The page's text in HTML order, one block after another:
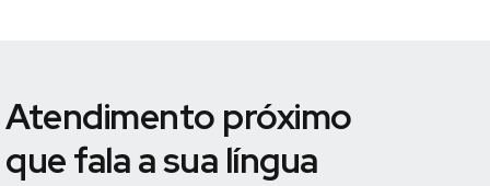
Atendimento próximo
que fala a sua língua